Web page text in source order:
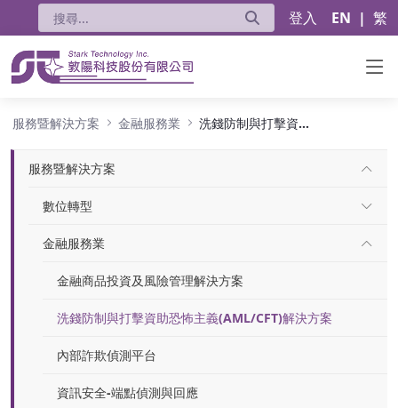
登入 EN | 繁
服務暨解決方案 金融服務業 洗錢防制與打擊資助恐怖主義(AML/CFT)解決方案
服務暨解決方案
數位轉型
金融服務業
金融商品投資及風險管理解決方案
洗錢防制與打擊資助恐怖主義(AML/CFT)解決方案
內部詐欺偵測平台
資訊安全-端點偵測與回應